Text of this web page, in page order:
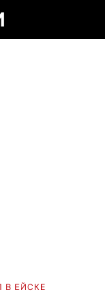
В ЕЙСКЕ